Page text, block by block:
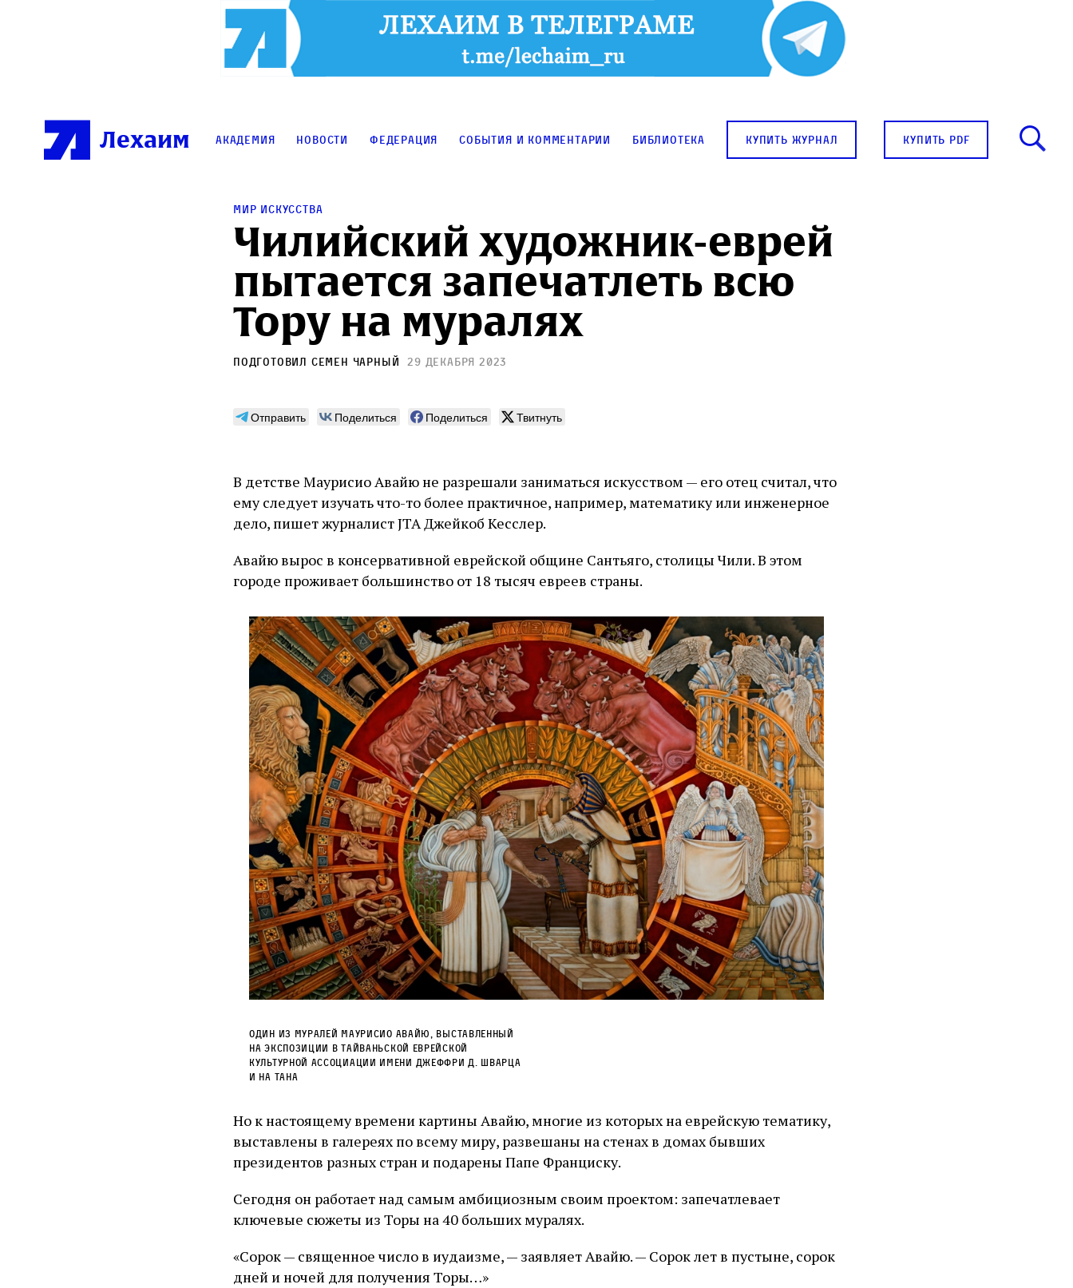
Лехаим Академия Новости Федерация События и комментарии Библиотека купить журнал купить pdf
мир искусства
Чилийский художник-еврей
пытается запечатлеть всю
Тору на муралях
Подготовил Семен Чарный 29 декабря 2023
Отправить Поделиться Поделиться Твитнуть
В детстве Маурисио Авайю не разрешали заниматься искусством — его отец считал, что
ему следует изучать что-то более практичное, например, математику или инженерное
дело, пишет журналист JTA Джейкоб Кесслер.
Авайю вырос в консервативной еврейской общине Сантьяго, столицы Чили. В этом
городе проживает большинство от 18 тысяч евреев страны.
Один из муралей Маурисио Авайю, выставленный
на экспозиции вТайваньской еврейской
культурной ассоциации имени Джеффри Д. Шварца
и На Тана
Но к настоящему времени картины Авайю, многие из которых на еврейскую тематику,
выставлены в галереях по всему миру, развешаны на стенах в домах бывших
президентов разных стран и подарены Папе Франциску.
Сегодня он работает над самым амбициозным своим проектом: запечатлевает
ключевые сюжеты из Торы на 40 больших муралях.
«Сорок — священное число в иудаизме, — заявляет Авайю. — Сорок лет в пустыне, сорок
дней и ночей для получения Торы…»